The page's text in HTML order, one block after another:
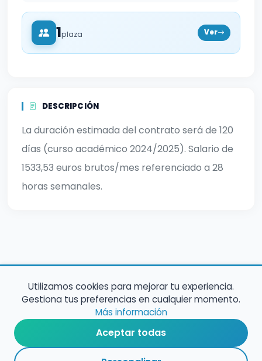
1plaza Ver
DESCRIPCIÓN
La duración estimada del contrato será de 120
días (curso académico 2024/2025). Salario de
1533,53 euros brutos/mes referenciado a 28
horas semanales.
Utilizamos cookies para mejorar tu experiencia.
Gestiona tus preferencias en cualquier momento.
Más información
Aceptar todas